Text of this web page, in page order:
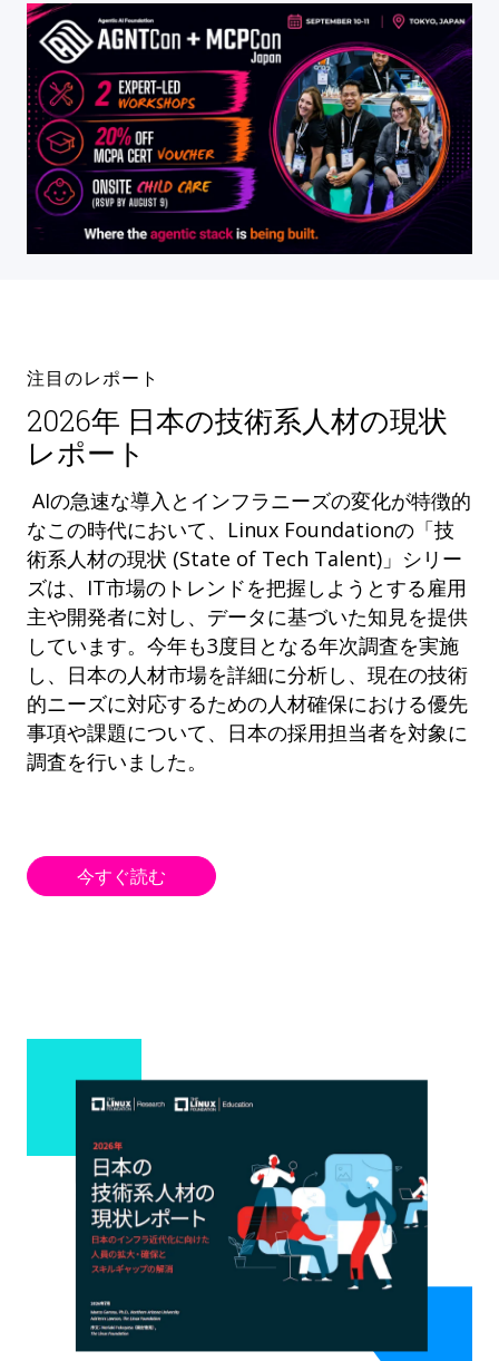
注目のレポート
2026年 日本の技術系人材の現状
レポート
AIの急速な導入とインフラニーズの変化が特徴的
なこの時代において、Linux Foundationの「技
術系人材の現状 (State of Tech Talent)」シリー
ズは、IT市場のトレンドを把握しようとする雇用
主や開発者に対し、データに基づいた知見を提供
しています。今年も3度目となる年次調査を実施
し、日本の人材市場を詳細に分析し、現在の技術
的ニーズに対応するための人材確保における優先
事項や課題について、日本の採用担当者を対象に
調査を行いました。
今すぐ読む